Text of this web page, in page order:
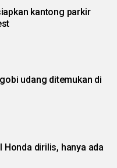
kantong parkir
udang ditemukan di
dirilis, hanya ada